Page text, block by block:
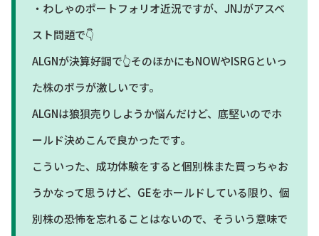
・わしゃのポートフォリオ近況ですが、JNJがアスベ
スト問題で👇
ALGNが決算好調で👆そのほかにもNOWやISRGといっ
た株のボラが激しいです。
ALGNは狼狽売りしようか悩んだけど、底堅いのでホ
ールド決めこんで良かったです。
こういった、成功体験をすると個別株また買っちゃお
うかなって思うけど、GEをホールドしている限り、個
別株の恐怖を忘れることはないので、そういう意味で